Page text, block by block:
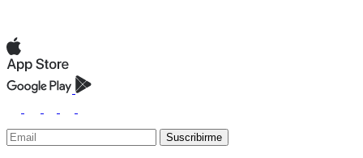
Suscribirme